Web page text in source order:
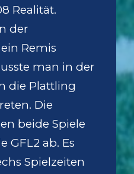
Realität.
der
Remis
man in der
die Plattling
Die
beide Spiele
GFL2 ab. Es
Spielzeiten